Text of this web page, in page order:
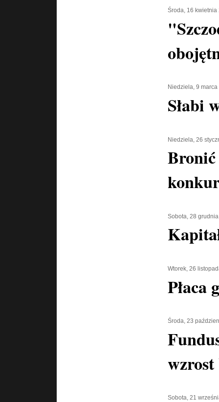
Środa, 16 kwietnia
Niedziela, 9
Słabi
Niedziela, 26
Sobota, 28
Wtorek, 26
Płaca
Środa, 23
wzrost
Sobota, 21